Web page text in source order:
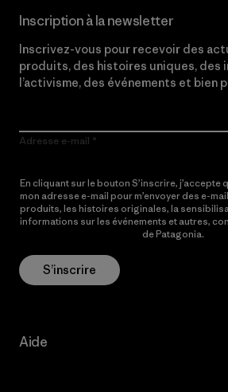
Inscription à la newsletter
Inscrivez-vous pour recevoir des
produits, des histoires uniques, des
l’activisme, des événements et bien
Adresse e-mail
En cliquant sur le bouton S’inscrire, j’accepte
mon adresse e-mail pour m’envoyer des e-
produits, les histoires originales, la
informations sur les événements et autres,
de Patagonia.
S’inscrire
Aide